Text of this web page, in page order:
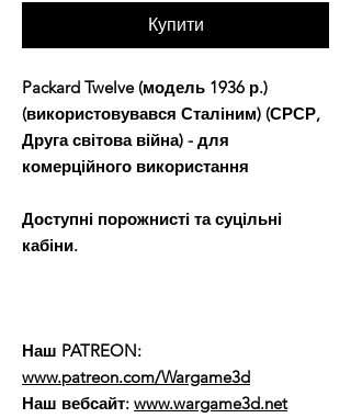
Купити
Packard Twelve (модель 1936 р.)
(використовувався Сталіним) (СРСР,
Друга світова війна) - для
комерційного використання
Доступні порожнисті та суцільні
кабіни.
Наш PATREON:
www.patreon.com/Wargame3d
Наш вебсайт: www.wargame3d.net